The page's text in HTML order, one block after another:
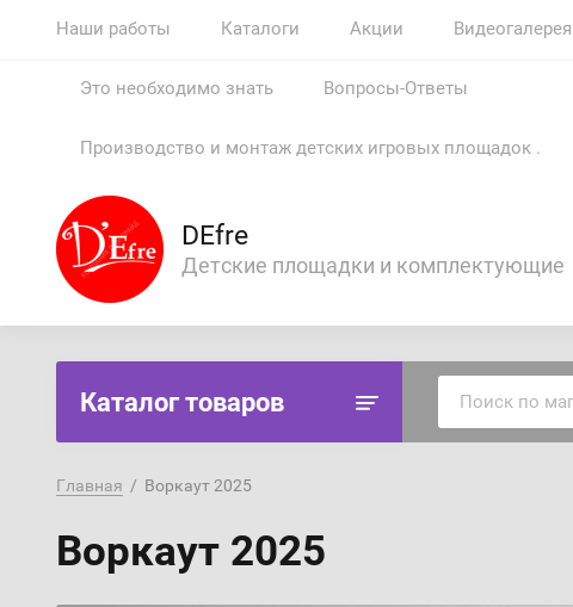
Наши работы Каталоги Акции Видеогалерея
Это необходимо знать Вопросы-Ответы
Производство и монтаж детских игровых площадок .
DEfre
Детские площадки и комплектующие
Каталог товаров
Главная
  /  Воркаут 2025
Воркаут 2025